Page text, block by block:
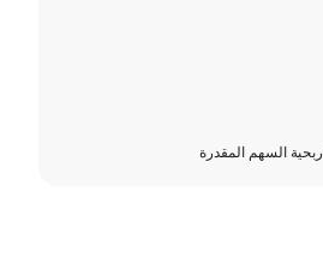
ربحية السهم المقدرة